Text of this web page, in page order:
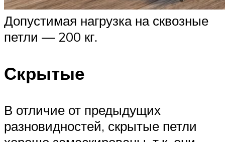
Допустимая нагрузка на сквозные
петли — 200 кг.
Скрытые
В отличие от предыдущих
разновидностей, скрытые петли